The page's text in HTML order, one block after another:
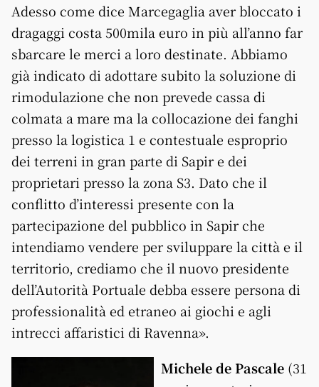
Adesso come dice Marcegaglia aver bloccato i
dragaggi costa 500mila euro in più all’anno far
sbarcare le merci a loro destinate. Abbiamo
già indicato di adottare subito la soluzione di
rimodulazione che non prevede cassa di
colmata a mare ma la collocazione dei fanghi
presso la logistica 1 e contestuale esproprio
dei terreni in gran parte di Sapir e dei
proprietari presso la zona S3. Dato che il
conflitto d’interessi presente con la
partecipazione del pubblico in Sapir che
intendiamo vendere per sviluppare la città e il
territorio, crediamo che il nuovo presidente
dell’Autorità Portuale debba essere persona di
professionalità ed etraneo ai giochi e agli
intrecci affaristici di Ravenna».
Michele de Pascale (31